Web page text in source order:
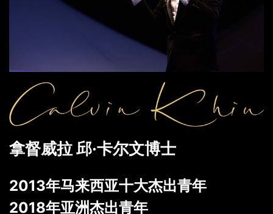
拿督威拉 邱·卡尔文博士
2013年马来西亚十大杰出青年
2018年亚洲杰出青年